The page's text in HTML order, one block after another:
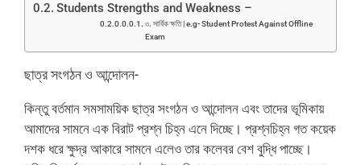
Students Strengths and Weakness –
৩. সার্বিক ক্ষতি | e.g- Student Protest Against Offline
Exam
ছাত্র সংগঠন ও আন্দোলন-
কিন্তু বর্তমান সমসাময়িক ছাত্র সংগঠন ও আন্দোলন এবং তাদের ভূমিকায়
আমাদের সামনে এক বিরাট প্রশ্ন চিহ্ন এনে দিচ্ছে। প্রশ্নচিহ্ন গত কয়েক
দশক ধরে ক্ষুদ্র আকারে সামনে এলেও তার কলেবর বেশ বুদ্ধি পাচ্ছে।